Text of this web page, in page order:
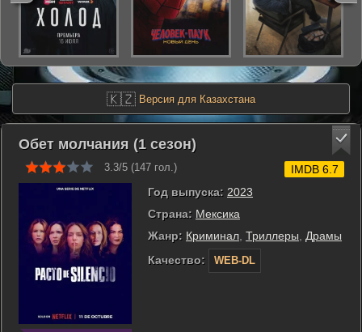
🇰🇿 Версия для Казахстана
Обет молчания (1 сезон)
3.3/5 (147 гол.)
Год выпуска: 2023
Страна: Мексика
Жанр: Криминал Триллеры
Драмы
Качество:
WEB-DL
IMDB 6.7